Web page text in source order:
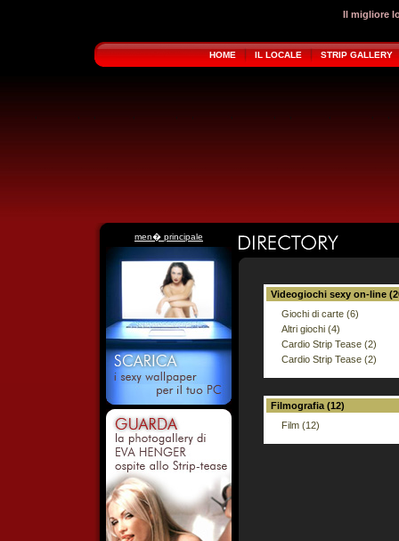
Il migliore
HOME IL LOCALE STRIP GALLERY
men� principale
Videogiochi sexy on-line
Giochi di carte (6)
Altri giochi (4)
Cardio Strip Tease (2)
Cardio Strip Tease (2)
Filmografia (12)
Film (12)